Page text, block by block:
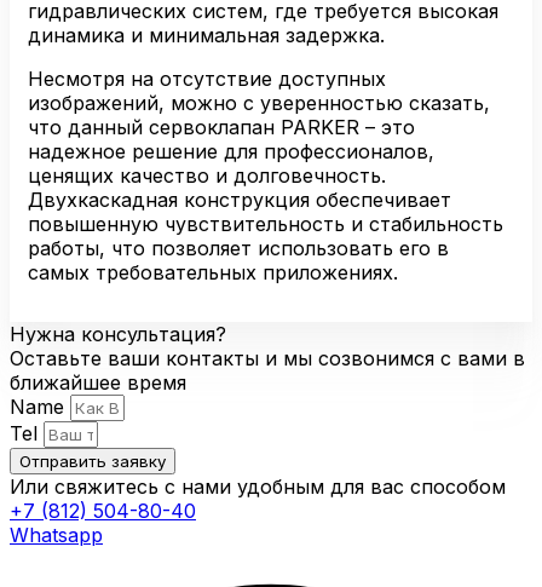
гидравлических систем, где требуется высокая
динамика и минимальная задержка.
Несмотря на отсутствие доступных
изображений, можно с уверенностью сказать,
что данный сервоклапан PARKER – это
надежное решение для профессионалов,
ценящих качество и долговечность.
Двухкаскадная конструкция обеспечивает
повышенную чувствительность и стабильность
работы, что позволяет использовать его в
самых требовательных приложениях.
Нужна консультация?
Оставьте ваши контакты и мы созвонимся с вами в
ближайшее время
Name
Tel
Отправить заявку
Или свяжитесь с нами удобным для вас способом
+7 (812) 504-80-40
Whatsapp